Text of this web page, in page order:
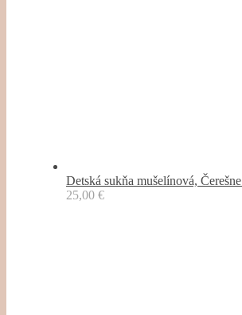
Detská sukňa mušelínová, Čerešne
25,00 €